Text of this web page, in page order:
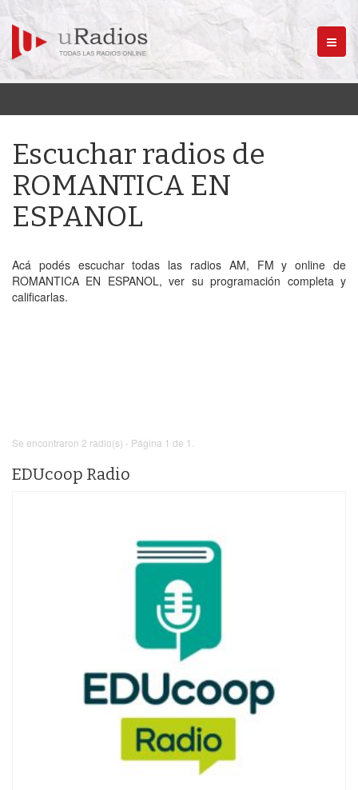
Menú
Escuchar radios de
ROMANTICA EN
ESPANOL
Acá podés escuchar todas las radios AM, FM y online de
ROMANTICA EN ESPANOL, ver su programación completa y
calificarlas.
Se encontraron 2 radio(s) - Página 1 de 1.
EDUcoop Radio